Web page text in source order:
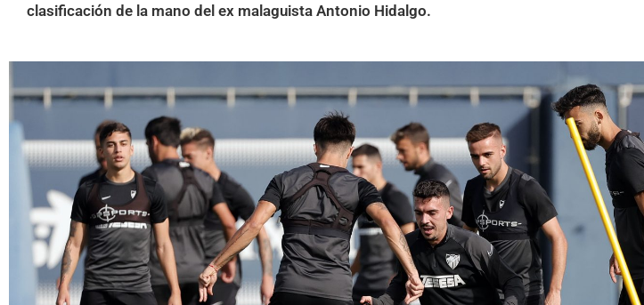
clasificación de la mano del ex malaguista Antonio Hidalgo.